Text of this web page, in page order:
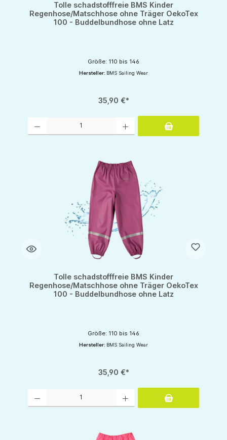
Tolle schadstofffreie BMS Kinder
Regenhose/Matschhose ohne Träger OekoTex
100 - Buddelbundhose ohne Latz
Größe: 110 bis 146
Hersteller: BMS Sailing Wear
35,90 €*
Tolle schadstofffreie BMS Kinder
Regenhose/Matschhose ohne Träger OekoTex
100 - Buddelbundhose ohne Latz
Größe: 110 bis 146
Hersteller: BMS Sailing Wear
35,90 €*